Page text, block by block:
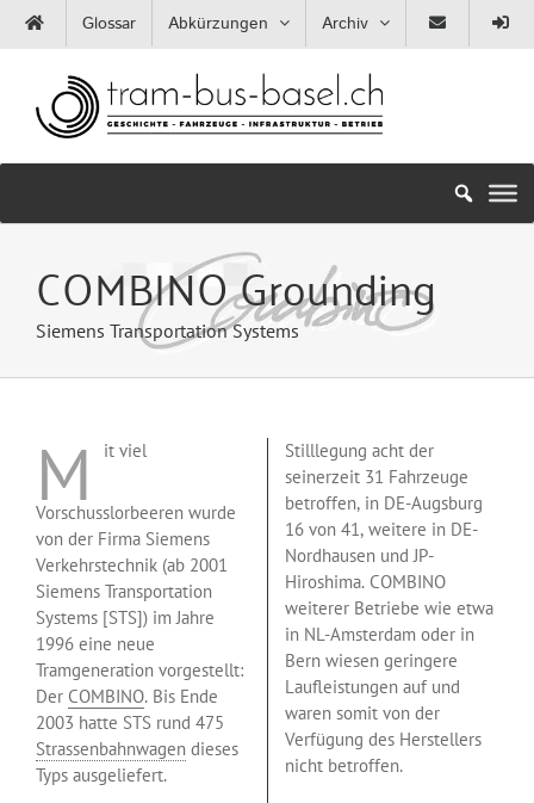
Zum
Inhalt
Glossar Abkürzungen Archiv
COMBINO Grounding
Siemens Transportation Systems
M it viel
Vorschusslorbeeren wurde
von der Firma Siemens
Verkehrstechnik (ab 2001
Siemens Transportation
Systems [STS]) im Jahre
1996 eine neue
Tramgeneration vorgestellt:
Der COMBINO. Bis Ende
2003 hatte STS rund 475
Strassenbahnwagen dieses
Typs ausgeliefert.
Stilllegung acht der
seinerzeit 31 Fahrzeuge
betroffen, in DE-Augsburg
16 von 41, weitere in DE-
Nordhausen und JP-
Hiroshima. COMBINO
weiterer Betriebe wie etwa
in NL-Amsterdam oder in
Bern wiesen geringere
Laufleistungen auf und
waren somit von der
Verfügung des Herstellers
nicht betroffen.